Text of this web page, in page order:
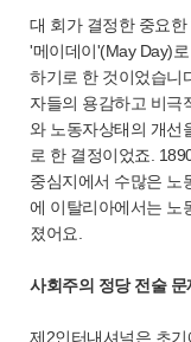
대 회가 결정한 중요
'메이데이'(May Day)
하기로 한 것이었습니
자들의 용감하고 비극
와 노동자상태의 개선
로 한 결정이었죠.
중심지에서 수많은 노
에 이탈리아에서는 노
졌어요.
사회주의 정당 전술 문
제2인터내셔널은 초